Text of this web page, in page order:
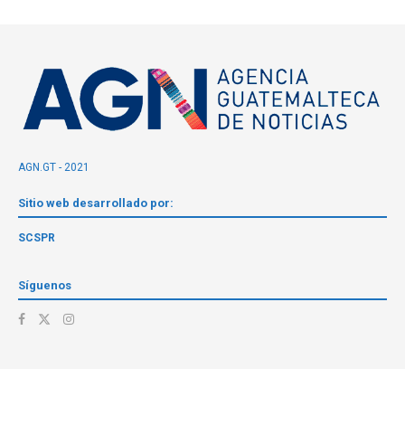
AGN.GT - 2021
Sitio web desarrollado por:
SCSPR
Síguenos